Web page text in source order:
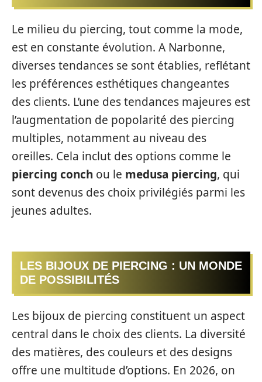
Le milieu du piercing, tout comme la mode,
est en constante évolution. A Narbonne,
diverses tendances se sont établies, reflétant
les préférences esthétiques changeantes
des clients. L’une des tendances majeures est
l’augmentation de popolarité des piercing
multiples, notamment au niveau des
oreilles. Cela inclut des options comme le
piercing conch ou le medusa piercing, qui
sont devenus des choix privilégiés parmi les
jeunes adultes.
LES BIJOUX DE PIERCING : UN MONDE
DE POSSIBILITÉS
Les bijoux de piercing constituent un aspect
central dans le choix des clients. La diversité
des matières, des couleurs et des designs
offre une multitude d’options. En 2026, on